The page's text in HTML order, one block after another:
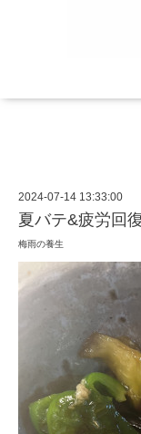
2024-07-14 13:33:00
夏バテ&疲労回
梅雨の養生